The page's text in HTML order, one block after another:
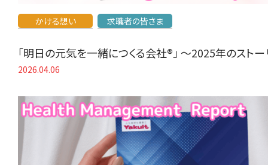
かける想い 求職者の皆さま
「明日の元気を一緒につくる会社®」 〜2025年のスト
2026.04.06